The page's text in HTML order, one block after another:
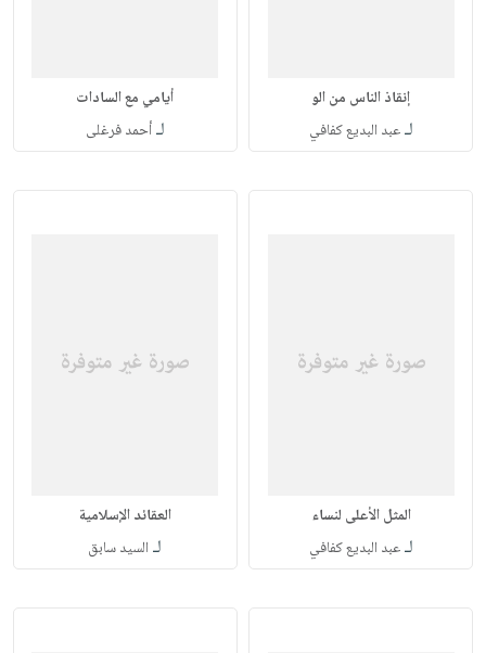
إنقاذ الناس من الو
لـعبد البديع كفافي
أيامي مع السادات
لـأحمد فرغلى
المثل الأعلى لنساء
لـعبد البديع كفافي
العقائد الإسلامية
لـ السيد سابق